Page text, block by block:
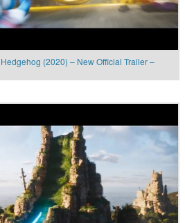
(2020) – New Official Trailer –